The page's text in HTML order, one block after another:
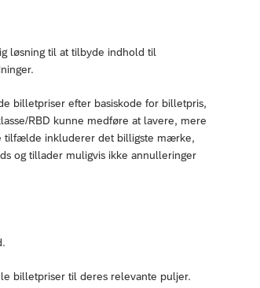
løsning til at tilbyde indhold til
billetpriser efter basiskode for billetpris,
RBD kunne medføre at lavere, mere
tilfælde inkluderer det billigste mærke,
og tillader muligvis ikke annulleringer
billetpriser til deres relevante puljer.